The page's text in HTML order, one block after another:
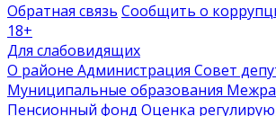
Обратная связь Сообщить о
18+
Для слабовидящих
О районе Администрация Совет
Муниципальные образования
Пенсионный фонд Оценка